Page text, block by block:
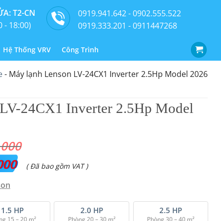
T2-CN
- 18:00)
0919.941.642 - 0902.555.522
0919.333.201 - 0911447268
Hệ Thống VRV Công Trình
- Máy lạnh Lenson LV-24CX1 Inverter 2.5Hp Model 2026
24CX1 Inverter 2.5Hp Model
Giá
( Đã bao gồm VAT )
1.5 HP
15 – 20 m²
2.0 HP
Phòng 20 – 30 m²
2.5 HP
Phòng 30 – 40 m²